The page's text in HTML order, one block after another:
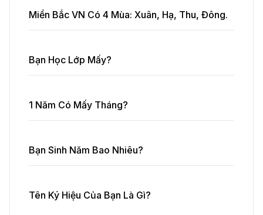
Miền Bắc VN Có 4 Mùa: Xuân, Hạ, Thu, Đông.
Bạn Học Lớp Mấy?
1 Năm Có Mấy Tháng?
Bạn Sinh Năm Bao Nhiêu?
Tên Ký Hiệu Của Bạn Là Gì?